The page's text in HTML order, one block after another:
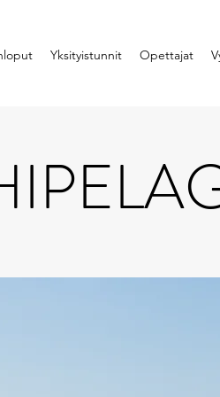
Yksityistunnit Opettajat